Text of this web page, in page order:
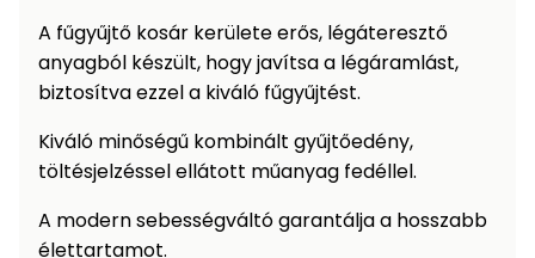
A fűgyűjtő kosár kerülete erős, légáteresztő
anyagból készült, hogy javítsa a légáramlást,
biztosítva ezzel a kiváló fűgyűjtést.
Kiváló minőségű kombinált gyűjtőedény,
töltésjelzéssel ellátott műanyag fedéllel.
A modern sebességváltó garantálja a hosszabb
élettartamot.